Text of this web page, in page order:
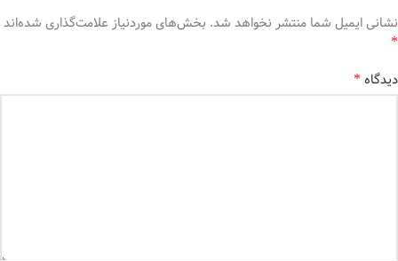
نشانی ایمیل شما منتشر نخواهد شد. بخش‌های موردنیاز علامت‌گذاری شده‌اند
*
دیدگاه *